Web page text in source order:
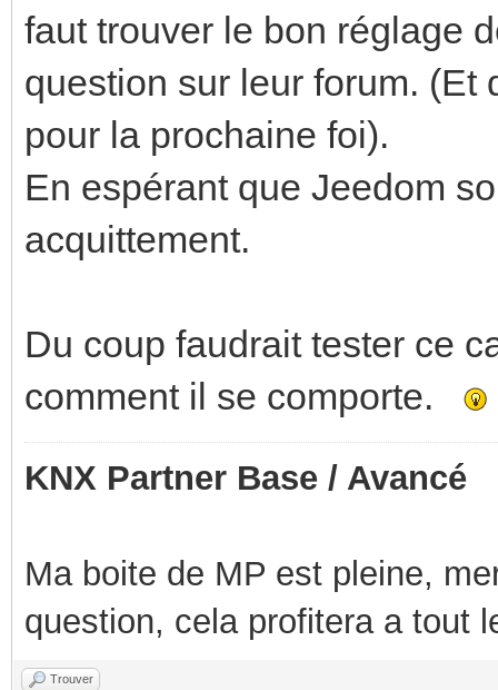
faut trouver le bon réglage
question sur leur forum. (Et
pour la prochaine foi).
En espérant que Jeedom
acquittement.
Du coup faudrait tester ce
comment il se comporte.
KNX Partner Base / Avancé
Ma boite de MP est pleine,
question, cela profitera a tout
Trouver